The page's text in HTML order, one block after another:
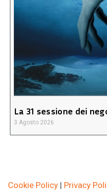
La 31 sessione dei
3 Agosto 2026
Cookie Policy | Privacy